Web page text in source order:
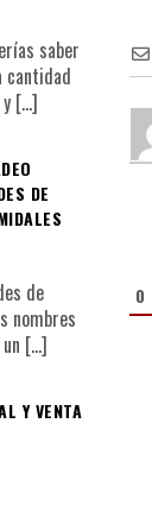
0
saber
cantidad
[…]
DE
de
nombres
[…]
Y VENTA